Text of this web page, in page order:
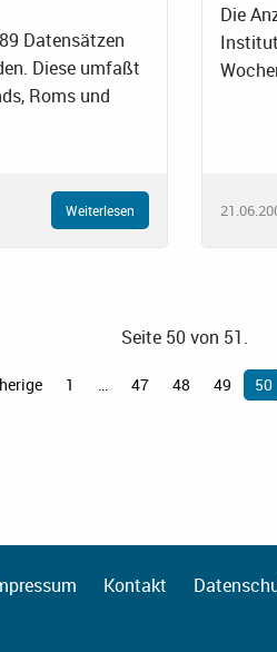
Datensätzen
Diese umfaßt
Roms und
Weiterlesen
Die
Seite 50 von 51.
1 47 48 49 50
Kontakt